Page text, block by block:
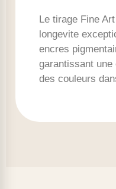
Le tirage Fine
longevite
encres
garantissant
des couleurs